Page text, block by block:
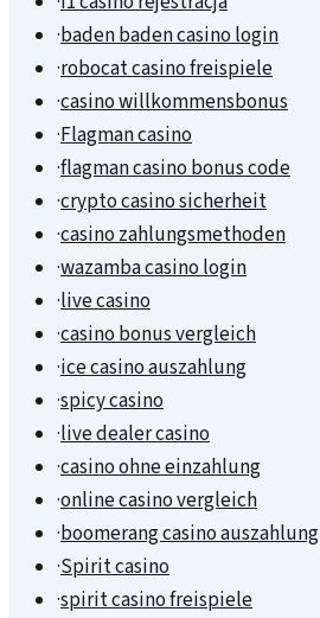
·baden baden casino login
·robocat casino freispiele
·casino willkommensbonus
·Flagman casino
·flagman casino bonus code
·crypto casino sicherheit
·casino zahlungsmethoden
·wazamba casino login
·live casino
·casino bonus vergleich
·ice casino auszahlung
·spicy casino
·live dealer casino
·casino ohne einzahlung
·online casino vergleich
·boomerang casino auszahlung
·Spirit casino
·spirit casino freispiele